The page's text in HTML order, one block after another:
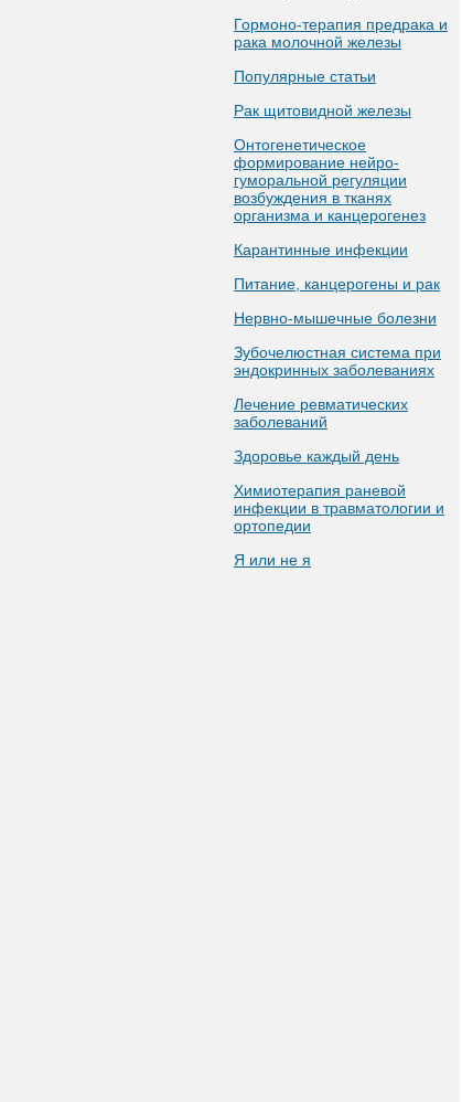
Гормоно-терапия предрака и
рака молочной железы
Популярные статьи
Рак щитовидной железы
Онтогенетическое
формирование нейро-
гуморальной регуляции
возбуждения в тканях
организма и канцерогенез
Карантинные инфекции
Питание, канцерогены и рак
Нервно-мышечные болезни
Зубочелюстная система при
эндокринных заболеваниях
Лечение ревматических
заболеваний
Здоровье каждый день
Химиотерапия раневой
инфекции в травматологии и
ортопедии
Я или не я